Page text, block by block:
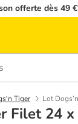
offerte dès 49
Tiger Lot
Filet 24